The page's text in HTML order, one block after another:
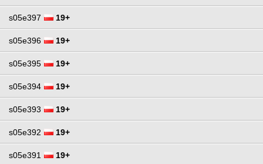
s05e397 19+
s05e396 19+
s05e395 19+
s05e394 19+
s05e393 19+
s05e392 19+
s05e391 19+